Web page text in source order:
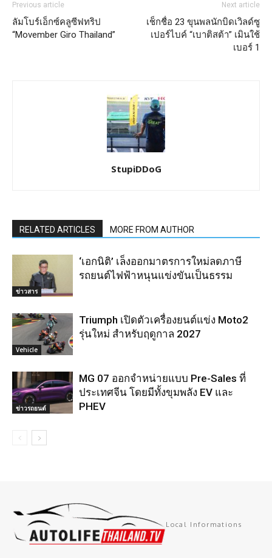
Previous article
ลัมโบร์เอ็กซ์คลูซีฟทริป
“Movember Giro Thailand”
Next article
เช็กชื่อ 23 ขุนพลนักบิดเวิลด์ซู
เปอร์ไบค์ “เบาติสต้า” เมินใช้
เบอร์ 1
StupiDDoG
RELATED ARTICLES MORE FROM AUTHOR
ข่าวสาร
‘เอกนิติ’ เล็งออกมาตรการใหม่ลดภาษี
รถยนต์ไฟฟ้าหนุนแข่งขันเป็นธรรม
Vehicle
Triumph เปิดตัวเครื่องยนต์แข่ง Moto2
รุ่นใหม่ สำหรับฤดูกาล 2027
ข่าวรถยนต์
MG 07 ออกจำหน่ายแบบ Pre-Sales ที่
ประเทศจีน โดยมีทั้งขุมพลัง EV และ
PHEV
Local Informations